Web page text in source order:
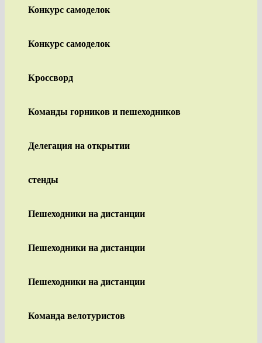
Конкурс самоделок
Конкурс самоделок
Кроссворд
Команды горников и пешеходников
Делегация на открытии
стенды
Пешеходники на дистанции
Пешеходники на дистанции
Пешеходники на дистанции
Команда велотуристов